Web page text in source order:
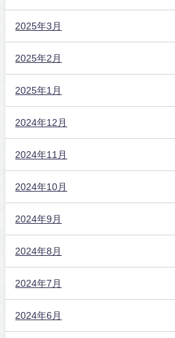
2025年3月
2025年2月
2025年1月
2024年12月
2024年11月
2024年10月
2024年9月
2024年8月
2024年7月
2024年6月